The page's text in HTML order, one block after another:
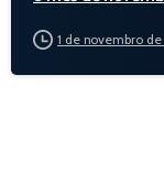
1 de novembro